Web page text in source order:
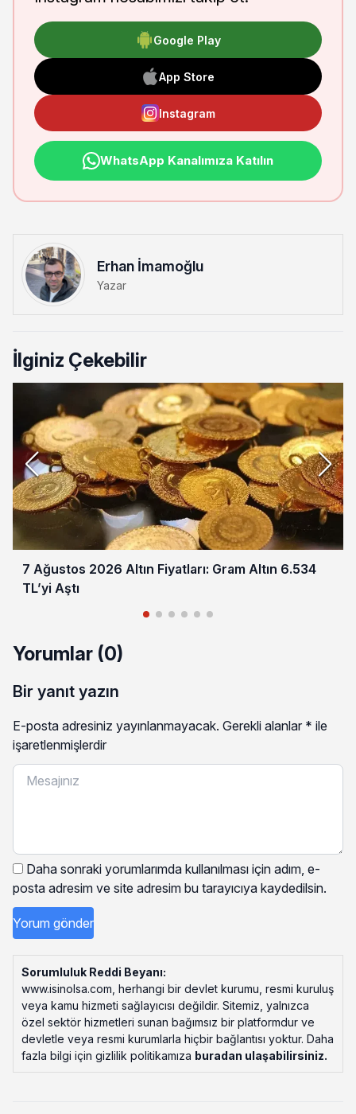
Google Play
App Store
Instagram
WhatsApp Kanalımıza Katılın
Erhan İmamoğlu
Yazar
İlginiz Çekebilir
7 Ağustos 2026 Altın Fiyatları: Gram Altın 6.534
TL’yi Aştı
Yorumlar (0)
Bir yanıt yazın
E-posta adresiniz yayınlanmayacak. Gerekli alanlar * ile
işaretlenmişlerdir
Daha sonraki yorumlarımda kullanılması için adım, e-
posta adresim ve site adresim bu tarayıcıya kaydedilsin.
Sorumluluk Reddi Beyanı:
www.isinolsa.com, herhangi bir devlet kurumu, resmi kuruluş
veya kamu hizmeti sağlayıcısı değildir. Sitemiz, yalnızca
özel sektör hizmetleri sunan bağımsız bir platformdur ve
devletle veya resmi kurumlarla hiçbir bağlantısı yoktur. Daha
fazla bilgi için gizlilik politikamıza buradan ulaşabilirsiniz.